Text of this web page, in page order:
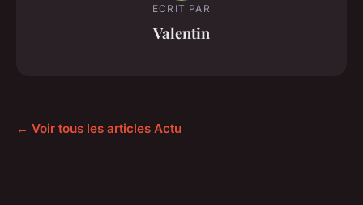
ECRIT PAR
Valentin
← Voir tous les articles Actu